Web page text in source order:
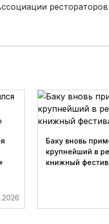
Баку вновь
крупнейший в
книжный